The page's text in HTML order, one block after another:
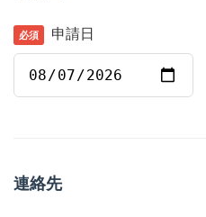
申請日
連絡先